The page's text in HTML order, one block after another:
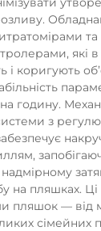
які
і коригують
годину.
з
надмірному
на пляшках.
пляшок — від
сімейних